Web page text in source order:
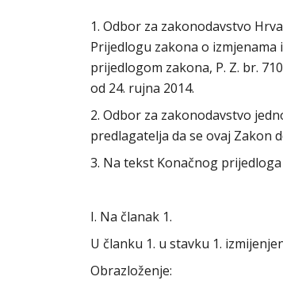
1. Odbor za zakonodavstvo
Prijedlogu zakona o
prijedlogom zakona, P. Z. br.
od 24. rujna 2014.
2. Odbor za zakonodavstvo
predlagatelja da se ovaj Zakon
3. Na tekst Konačnog
I. Na članak 1.
U članku 1. u stavku 1.
Obrazloženje: